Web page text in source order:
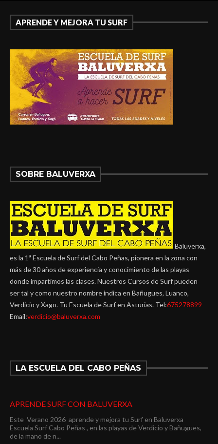
APRENDE Y MEJORA TU SURF
SOBRE BALUVERXA
Baluverxa,
es la 1ª Escuela de Surf del Cabo Peñas, pionera en la zona con
más de 30 años de experiencia y conocimiento de las playas
donde impartimos las clases. Nuestros Cursos de Surf pueden
ser tal y como nuestro nombre indica en Bañugues, Luanco,
Verdicio y Xago. Tu Escuela de Surf en Asturias. Tel:675278899
Email:verdicio@baluverxa.com
LA ESCUELA DEL CABO PEÑAS
APRENDE SURF CON BALUVERXA
Este Verano 2026 aprende y mejora tu Surf en Baluverxa
Escuela Surf Cabo Peñas , en las playas de Verdicio y Bañugues,
de la mano de n...